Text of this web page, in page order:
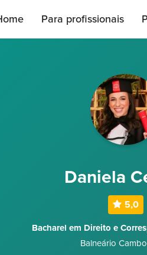
Para profissionais
Daniela
5,0
Bacharel em Direito e
Balneário